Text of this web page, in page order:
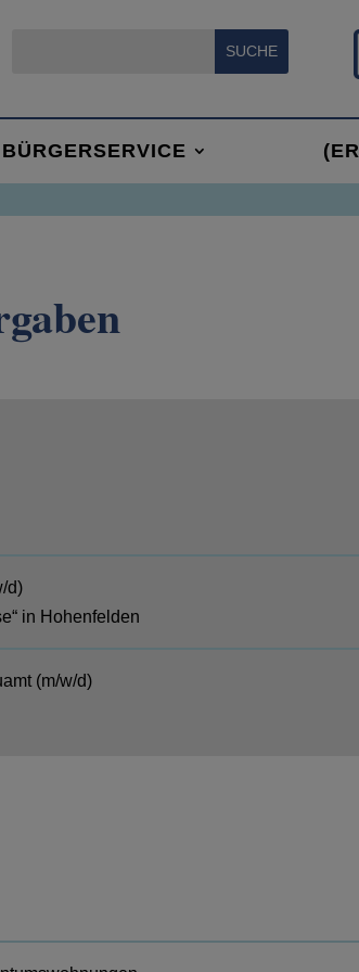
BÜRGERSERVICE
d)
in Hohenfelden
(m/w/d)